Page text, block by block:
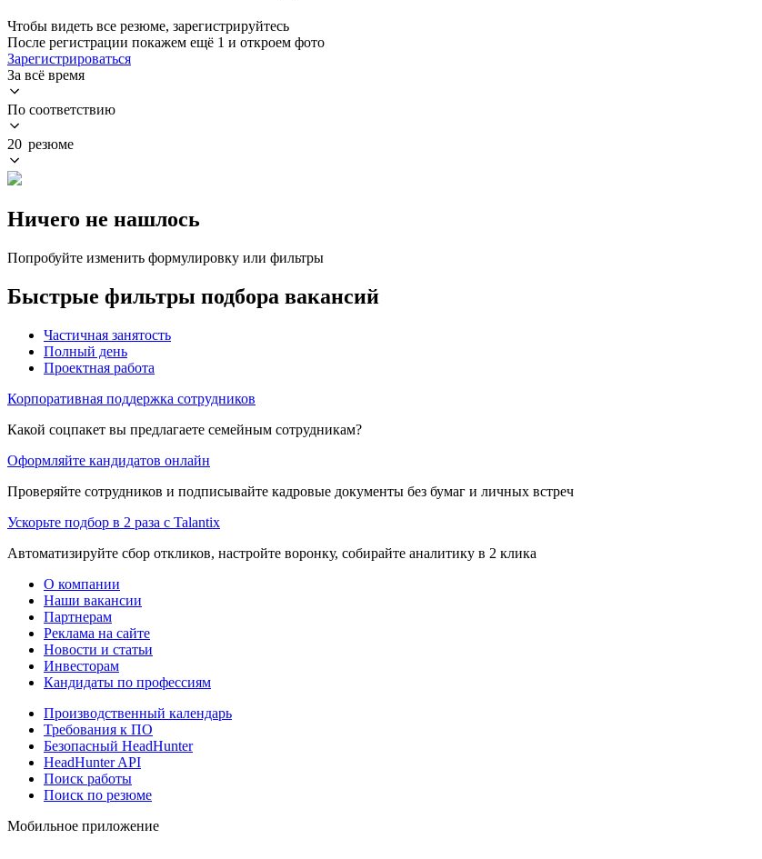
Чтобы видеть все резюме, зарегистрируйтесь
После регистрации покажем ещё 1 и откроем фото
Зарегистрироваться
За всё время
По соответствию
20 резюме
Ничего не нашлось
Попробуйте изменить формулировку или фильтры
Быстрые фильтры подбора вакансий
Частичная занятость
Полный день
Проектная работа
Корпоративная поддержка сотрудников
Какой соцпакет вы предлагаете семейным сотрудникам?
Оформляйте кандидатов онлайн
Проверяйте сотрудников и подписывайте кадровые документы без бумаг и личных встреч
Ускорьте подбор в 2 раза с Talantix
Автоматизируйте сбор откликов, настройте воронку, собирайте аналитику в 2 клика
О компании
Наши вакансии
Партнерам
Реклама на сайте
Новости и статьи
Инвесторам
Кандидаты по профессиям
Производственный календарь
Требования к ПО
Безопасный HeadHunter
HeadHunter API
Поиск работы
Поиск по резюме
Мобильное приложение